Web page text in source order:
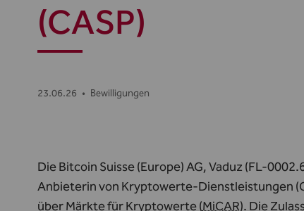
(CASP)
23.06.26 • Bewilligungen
Die Bitcoin Suisse (Europe) AG, Vaduz (FL-
Anbieterin von Kryptowerte‑Dienstleistungen
über Märkte für Kryptowerte (MiCAR). Die